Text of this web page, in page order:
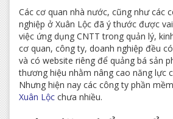
Các cơ quan nhà nước, cũng như các
nghiệp ở Xuân Lộc đã ý thước được
việc ứng dụng CNTT trong quản lý,
cơ quan, công ty, doanh nghiệp đều
và có website riêng để quảng bá sản
thương hiệu nhằm nâng cao năng lực
Nhưng hiện nay các công ty phần
Xuân Lộc chưa nhiều.